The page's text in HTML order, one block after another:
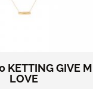
KETTING GIVE
LOVE